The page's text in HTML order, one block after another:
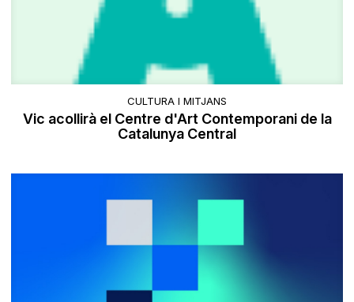
CULTURA I MITJANS
Vic acollirà el Centre d'Art Contemporani de la
Catalunya Central